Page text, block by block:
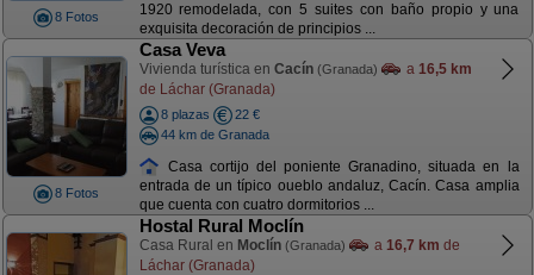
8 Fotos
1920 remodelada, con 5 suites con baño propio y una
exquisita decoración de principios ...
8 Fotos
Casa Veva
Vivienda turística en Cacín (Granada) a 16,5 km
de Láchar (Granada)
8 plazas
22 €
44 km de Granada
Casa cortijo del poniente Granadino, situada en la
entrada de un típico oueblo andaluz, Cacín. Casa amplia
que cuenta con cuatro dormitorios ...
Hostal Rural Moclín
Casa Rural en Moclín (Granada) a 16,7 km de
Láchar (Granada)